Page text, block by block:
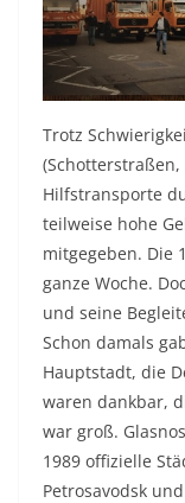
Trotz
Hilfstransporte
teilweise hohe
mitgegeben. Die
ganze Woche.
und seine
Schon damals
Hauptstadt, die
waren dankbar,
war groß.
1989 offizielle
Petrosavodsk